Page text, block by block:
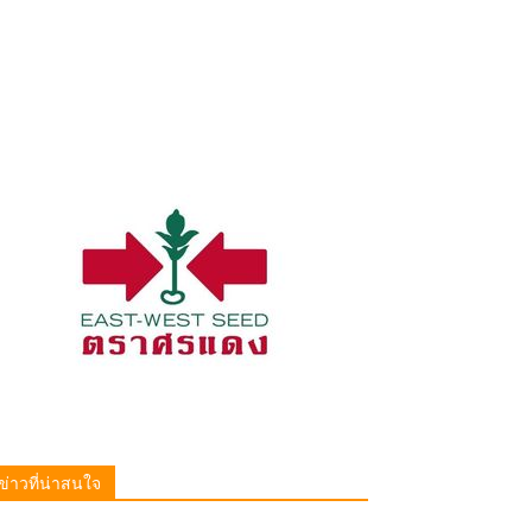
าวที่น่าสนใจ